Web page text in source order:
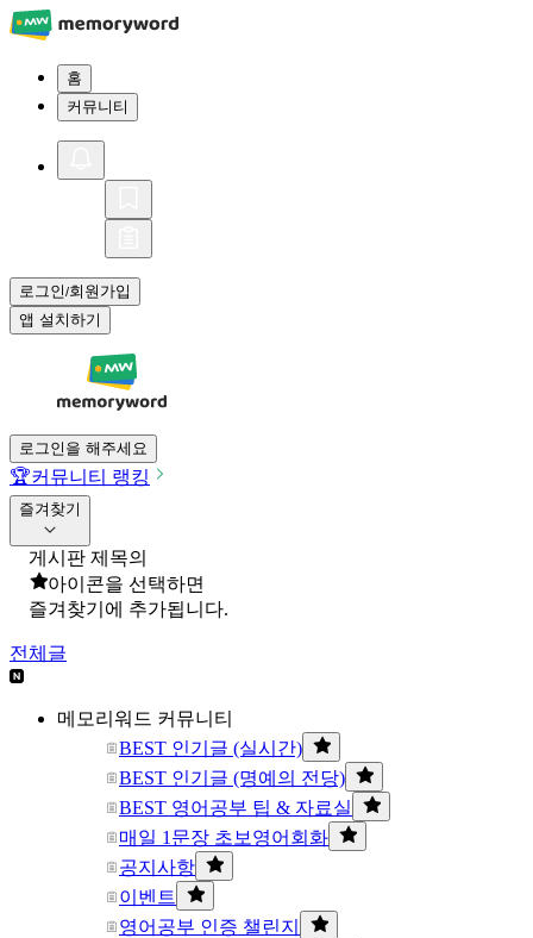
홈
커뮤니티
로그인/회원가입
앱 설치하기
로그인을 해주세요
🏆커뮤니티 랭킹
즐겨찾기
게시판 제목의
아이콘을 선택하면
즐겨찾기에 추가됩니다.
전체글
메모리워드 커뮤니티
BEST 인기글 (실시간)
BEST 인기글 (명예의 전당)
BEST 영어공부 팁 & 자료실
매일 1문장 초보영어회화
공지사항
이벤트
영어공부 인증 챌린지